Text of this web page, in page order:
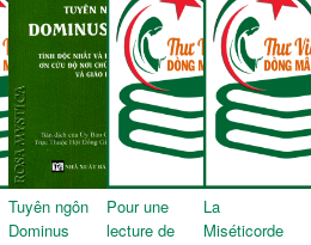
Tuyên ngôn
Dominus
Pour une
lecture de
La
Miséticorde